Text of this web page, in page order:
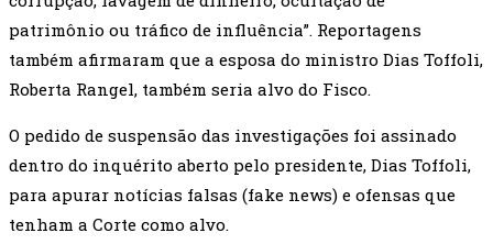
patrimônio ou tráfico de influência”. Reportagens
também afirmaram que a esposa do ministro Dias Toffoli,
Roberta Rangel, também seria alvo do Fisco.
O pedido de suspensão das investigações foi assinado
dentro do inquérito aberto pelo presidente, Dias Toffoli,
para apurar notícias falsas (fake news) e ofensas que
tenham a Corte como alvo.